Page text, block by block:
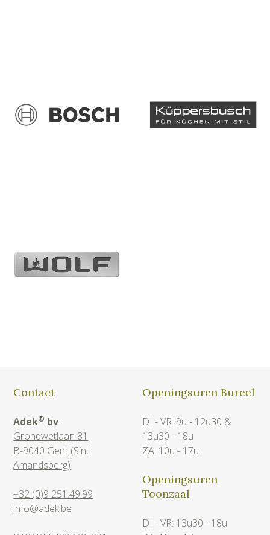
Contact
Adek® bv
Grondwetlaan 81
B-9040 Gent (Sint
Amandsberg)
+32 (0)9 251.49.99
info@adek.be
Openingsuren Bureel
DI - VR: 9u - 12u30 &
13u30 - 18u
ZA: 10u - 17u
Openingsuren
Toonzaal
DI - VR: 13u30 - 18u